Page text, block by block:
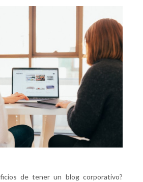
de tener un blog corporativo?